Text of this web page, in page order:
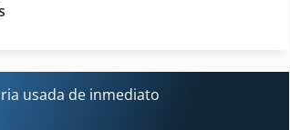
usada de inmediato